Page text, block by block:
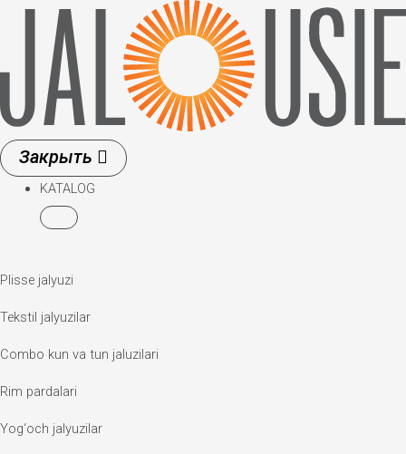
KATALOG
Plisse jalyuzi
Tekstil jalyuzilar
Combo kun va tun jaluzilari
Rim pardalari
Yog‘och jalyuzilar